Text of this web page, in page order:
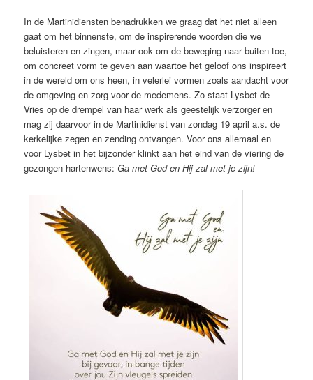
In de Martinidiensten benadrukken we graag dat het niet alleen
gaat om het binnenste, om de inspirerende woorden die we
beluisteren en zingen, maar ook om de beweging naar buiten toe,
om concreet vorm te geven aan waartoe het geloof ons inspireert
in de wereld om ons heen, in velerlei vormen zoals aandacht voor
de omgeving en zorg voor de medemens. Zo staat Lysbet de
Vries op de drempel van haar werk als geestelijk verzorger en
mag zij daarvoor in de Martinidienst van zondag 19 april a.s. de
kerkelijke zegen en zending ontvangen. Voor ons allemaal en
voor Lysbet in het bijzonder klinkt aan het eind van de viering de
gezongen hartenwens:Ga met God en Hij zal met je zijn!